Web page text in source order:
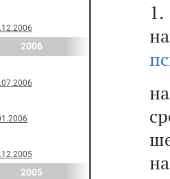
2006
2005